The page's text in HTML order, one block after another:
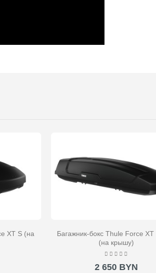
XT S (на
Багажник-бокс Thule Force XT
(на крышу)
2 650 BYN